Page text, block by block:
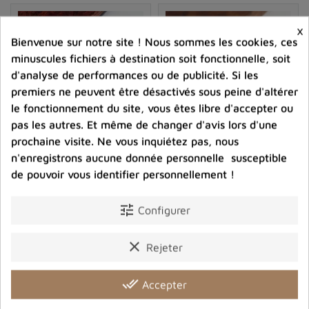
Bague quartz lavande
Les vertus du quartz lavande en lithothérapie
Lequartz lavande est très apprécié enlithothérapie
pour sespropriétésapaisantes et harmonisantes. Les
adeptes de cette pratique estiment que cette pierre
peut aider à rétablir l'équilibre émotionnel et mental,
ainsi qu'à renforcer les liens entre l'esprit et le corps.
lavande est souvent utilisé pour
l'anxiété, la dépression et les troubles de l'humeur. Cette
pierre permettrait également de réduire les sentiments
colère intérieure,
Pendentif argent Quartz
Lavande brut
Bijou Pendentif en Quartz
Lavande serti griffes
×
Bienvenue sur notre site ! Nous sommes les cookies, ces
minuscules fichiers à destination soit fonctionnelle, soit
d'analyse de performances ou de publicité. Si les
premiers ne peuvent être désactivés sous peine d'altérer
le fonctionnement du site, vous êtes libre d'accepter ou
pas les autres. Et même de changer d'avis lors d'une
prochaine visite. Ne vous inquiétez pas, nous
n'enregistrons aucune donnée personnelle susceptible
de pouvoir vous identifier personnellement !
tune Configurer
clear Rejeter
done_all Accepter